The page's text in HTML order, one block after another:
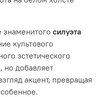
силуэта
культового
эстетического
но добавляет
акцент, превращая